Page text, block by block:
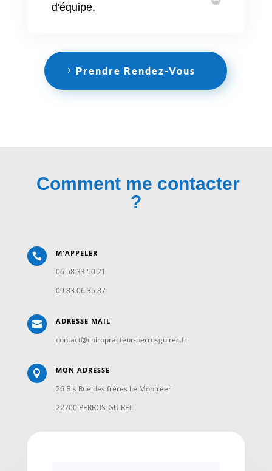
d'équipe.
Prendre Rendez-Vous
Comment me contacter
?
 M'APPELER
06 58 33 50 21
09 83 06 36 87
 ADRESSE MAIL
contact@chiropracteur-perrosguirec.fr
 MON ADRESSE
26 Bis Rue des frères Le Montreer
22700 PERROS-GUIREC